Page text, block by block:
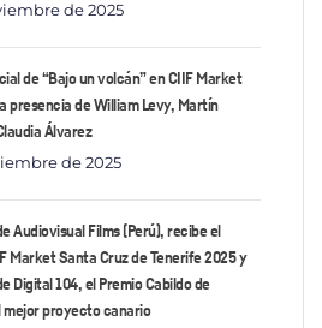
de 2025
de “Bajo un volcán” en CIIF Market
presencia de William Levy, Martín
Álvarez
de 2025
Audiovisual Films (Perú), recibe el
Market Santa Cruz de Tenerife 2025 y
Digital 104, el Premio Cabildo de
mejor proyecto canario